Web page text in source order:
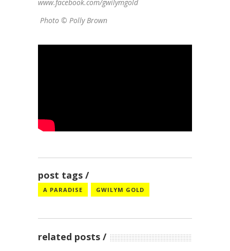
www.facebook.com/gwilymgold
Photo © Polly Brown
post tags
A PARADISE GWILYM GOLD
related posts